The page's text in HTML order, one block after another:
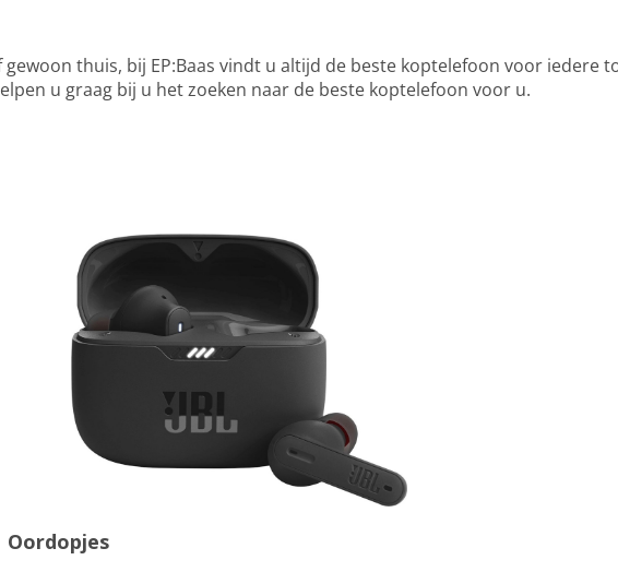
thuis, bij EP:Baas vindt u altijd de beste koptelefoon voor iedere
u graag bij u het zoeken naar de beste koptelefoon voor u.
Oordopjes